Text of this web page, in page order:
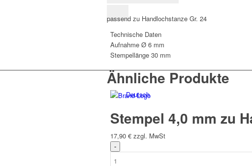
Deutsch
passend zu Handlochstanze Gr. 24
Technische Daten
Aufnahme Ø 6 mm
Stempellänge 30 mm
Ähnliche Produkte
Stempel 4,0 mm zu
17,90 € zzgl. MwSt